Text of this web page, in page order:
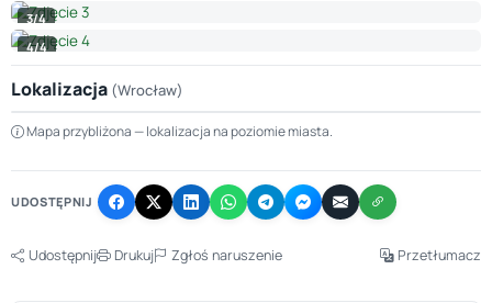
3/4
4/4
Lokalizacja (Wrocław)
+
−
Mapa przybliżona — lokalizacja na poziomie miasta.
UDOSTĘPNIJ
Udostępnij Drukuj Zgłoś naruszenie Przetłumacz